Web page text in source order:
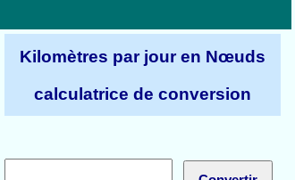
Kilomètres par jour en Nœuds
calculatrice de conversion